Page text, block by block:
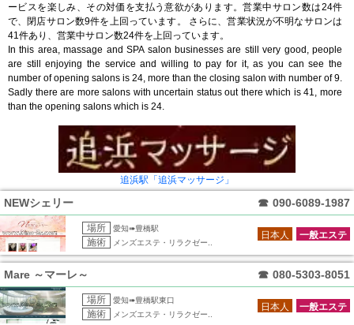
ービスを楽しみ、その対価を支払う意欲があります。営業中サロン数は24件
で、閉店サロン数9件を上回っています。 さらに、営業状況が不明なサロンは
41件あり、営業中サロン数24件を上回っています。
In this area, massage and SPA salon businesses are still very good, people
are still enjoying the service and willing to pay for it, as you can see the
number of opening salons is 24, more than the closing salon with number of 9.
Sadly there are more salons with uncertain status out there which is 41, more
than the opening salons which is 24.
追浜駅「追浜マッサージ」
NEWシェリー ☎ 090-6089-1987
場所 愛知➠豊橋駅
施術 メンズエステ・リラクゼー..
一般エステ
日本人
Mare ～マーレ～ ☎ 080-5303-8051
場所 愛知➠豊橋駅東口
施術 メンズエステ・リラクゼー..
一般エステ
日本人